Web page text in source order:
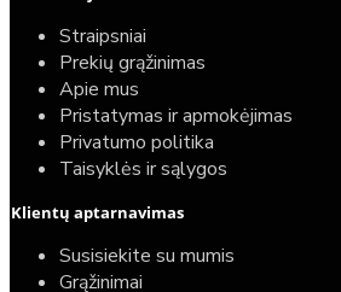
Straipsniai
Prekių grąžinimas
Apie mus
Pristatymas ir apmokėjimas
Privatumo politika
Taisyklės ir sąlygos
Klientų aptarnavimas
Susisiekite su mumis
Grąžinimai